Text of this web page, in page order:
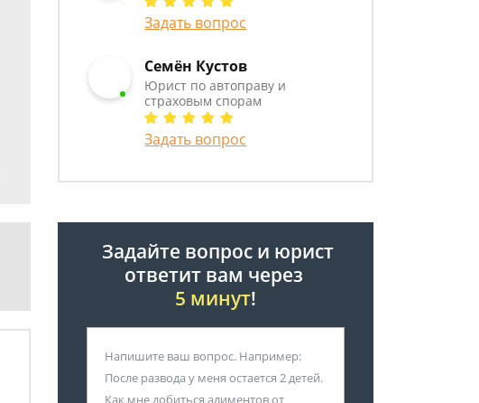
Задать вопрос
Семён Кустов
Юрист по автоправу и
страховым спорам
Задать вопрос
Задайте вопрос и юрист
ответит вам через
5 минут!